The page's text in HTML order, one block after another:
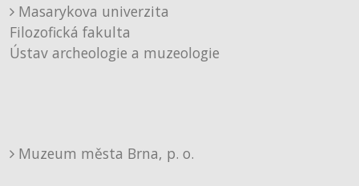
Masarykova univerzita
Filozofická fakulta
Ústav archeologie a muzeologie
Muzeum města Brna, p. o.